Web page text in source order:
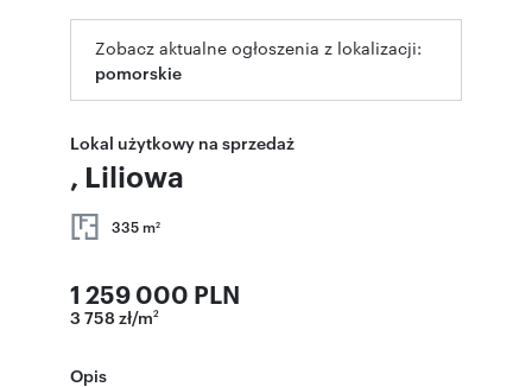
Zobacz aktualne ogłoszenia z lokalizacji:
pomorskie
Lokal użytkowy na sprzedaż
, Liliowa
335 m2
1 259 000 PLN
3 758 zł/m2
Opis